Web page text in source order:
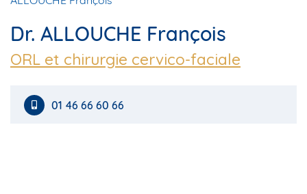
Dr. ALLOUCHE François
ORL et chirurgie cervico-faciale
01 46 66 60 66